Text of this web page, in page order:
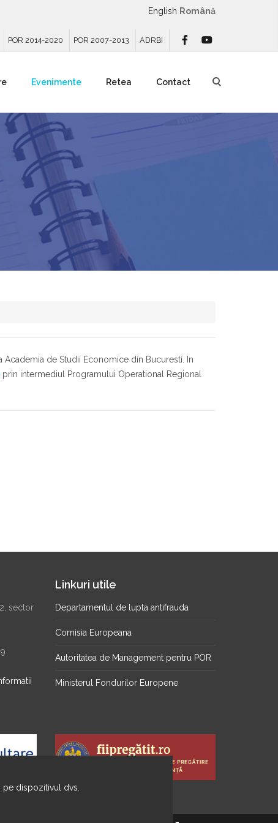
English Română
POR 2014-2020 POR 2007-2013 ADRBI
Evenimente Retea Contact
de Studii Economice din Bucuresti. In
prin intermediul Programului Operational Regional
sector
Linkuri utile
Departamentul de lupta antifrauda
Comisia Europeana
Autoritatea de Management pentru POR
Ministerul Fondurilor Europene
dispozitivul dvs.